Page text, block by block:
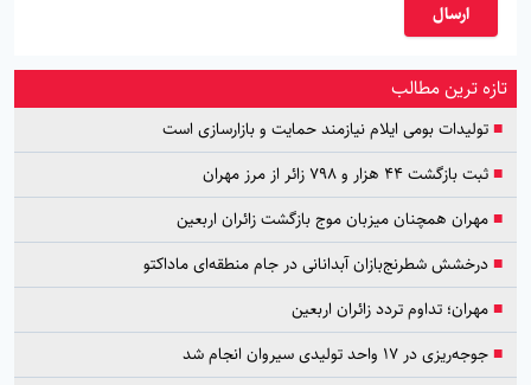
ارسال
تازه ترین مطالب
■تولیدات بومی ایلام نیازمند حمایت و بازارسازی است
■ثبت بازگشت ۴۴ هزار و ۷۹۸ زائر از مرز مهران
■مهران همچنان میزبان موج بازگشت زائران اربعین
■درخشش شطرنج‌بازان آبدانانی در جام منطقه‌ای ماداکتو
■مهران؛ تداوم تردد زائران اربعین
■جوجه‌ریزی در ۱۷ واحد تولیدی سیروان انجام شد